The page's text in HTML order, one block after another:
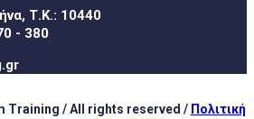
Τ.Κ.: 10440
- 380
Training / All rights reserved / Πολιτική